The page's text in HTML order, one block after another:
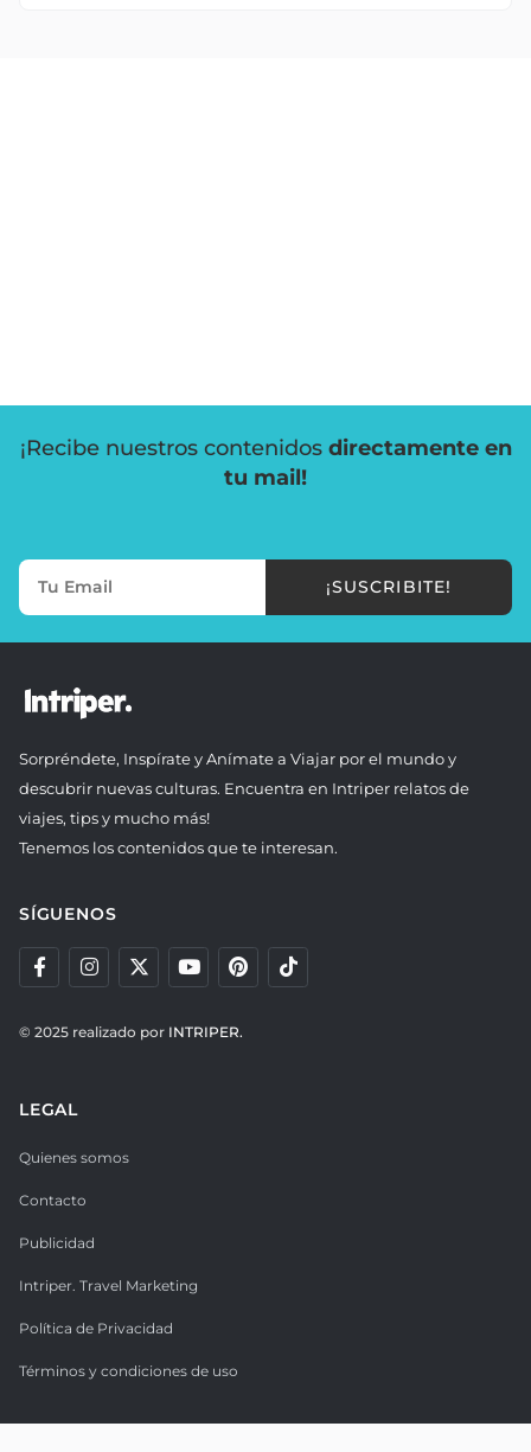
¡Recibe nuestros contenidos directamente en
tu mail!
¡SUSCRIBITE!
Sorpréndete, Inspírate y Anímate a Viajar por el mundo y
descubrir nuevas culturas. Encuentra en Intriper relatos de
viajes, tips y mucho más!
Tenemos los contenidos que te interesan.
SÍGUENOS
© 2025 realizado por INTRIPER.
LEGAL
Quienes somos
Contacto
Publicidad
Intriper. Travel Marketing
Política de Privacidad
Términos y condiciones de uso